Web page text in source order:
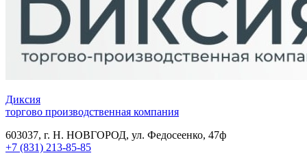
Диксия
торгово производственная компания
603037, г. Н. НОВГОРОД, ул. Федосеенко, 47ф
+7 (831) 213-85-85